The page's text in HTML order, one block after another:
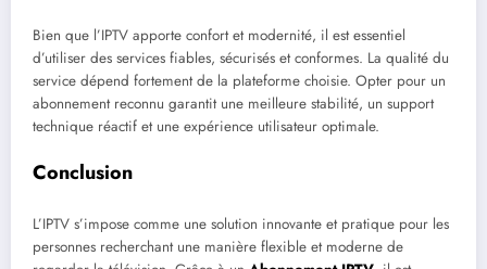
Bien que l’IPTV apporte confort et modernité, il est essentiel
d’utiliser des services fiables, sécurisés et conformes. La qualité du
service dépend fortement de la plateforme choisie. Opter pour un
abonnement reconnu garantit une meilleure stabilité, un support
technique réactif et une expérience utilisateur optimale.
Conclusion
L’IPTV s’impose comme une solution innovante et pratique pour les
personnes recherchant une manière flexible et moderne de